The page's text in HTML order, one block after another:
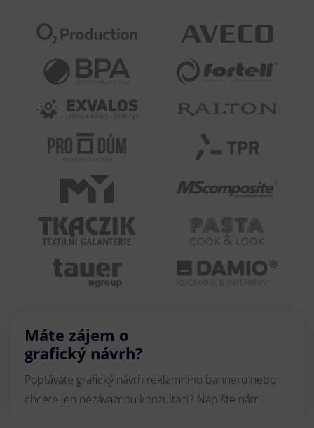
Máte zájem o
grafický návrh?
Poptáváte grafický návrh reklamního banneru nebo
chcete jen nezávaznou konzultaci? Napište nám.